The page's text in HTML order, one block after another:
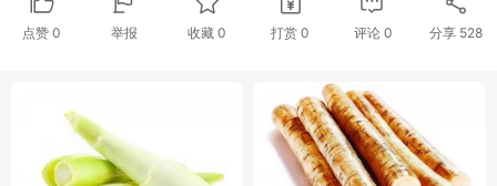
点赞 0 举报 收藏0 打赏 0 评论 0 分享 528